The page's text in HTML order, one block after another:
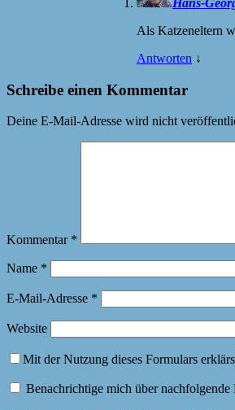
Als Katzeneltern
Antworten ↓
Schreibe einen Kommentar
Deine E-Mail-Adresse wird nicht
Kommentar *
Name *
E-Mail-Adresse *
Website
Mit der Nutzung dieses Formulars
Benachrichtige mich über